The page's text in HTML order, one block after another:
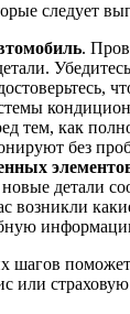
следует
.
тем, как
без
детали
возникли
шагов
или